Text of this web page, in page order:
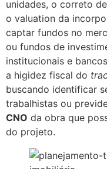
unidades, o correto
o valuation da
captar fundos no
ou fundos de
institucionais e
a higidez fiscal do
buscando identificar
trabalhistas ou
CNO da obra que
do projeto.